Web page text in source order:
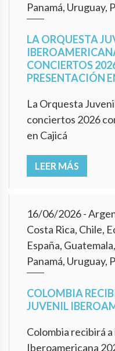
Panamá, Uruguay,
LA ORQUESTA
CONCIERTOS
PRESENTACIÓN
La Orquesta
conciertos 2026
en Cajicá
LEER MÁS
16/06/2026-
Costa Rica, Chile,
España,
Panamá, Uruguay,
COLOMBIA
JUVENIL
Colombia recibirá
Iberoamericana